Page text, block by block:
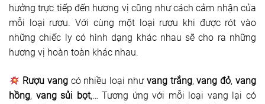
hưởng trực tiếp đến hương vị cũng như cách cảm nhận của
mỗi loại rượu. Với cùng một loại rượu khi được rót vào
những chiếc ly có hình dạng khác nhau sẽ cho ra những
hương vị hoàn toàn khác nhau.
Rượu vangcó nhiều loại như vang trắng,vang đỏ,vang
hồng, vang sủi bọt,… Tương ứng với mỗi loại vang lại có